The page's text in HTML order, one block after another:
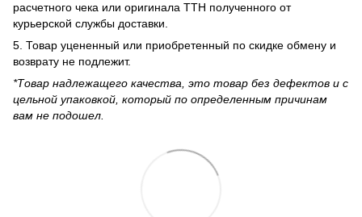
расчетного чека или оригинала ТТН полученного от
курьерской службы доставки.
5. Товар уцененный или приобретенный по скидке обмену и
возврату не подлежит.
*Товар надлежащего качества, это товар без дефектов и с
цельной упаковкой, который по определенным причинам
вам не подошел.